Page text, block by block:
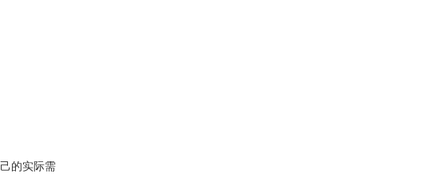
的实际需